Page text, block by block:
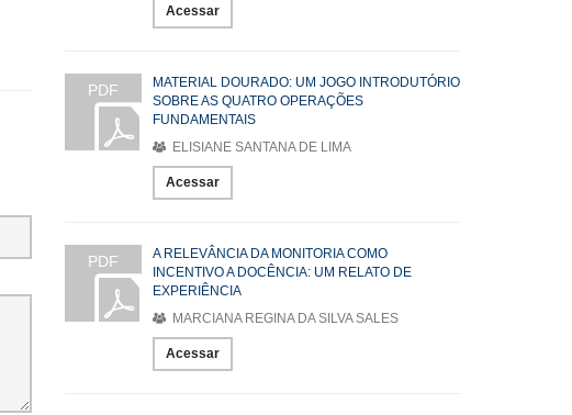
Acessar
PDF
MATERIAL DOURADO: UM JOGO INTRODUTÓRIO
SOBRE AS QUATRO OPERAÇÕES
FUNDAMENTAIS
ELISIANE SANTANA DE LIMA
Acessar
PDF
A RELEVÂNCIA DA MONITORIA COMO
INCENTIVO A DOCÊNCIA: UM RELATO DE
EXPERIÊNCIA
MARCIANA REGINA DA SILVA SALES
Acessar